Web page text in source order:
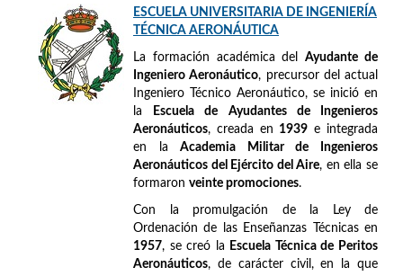
ESCUELA UNIVERSITARIA DE INGENIERÍA
TÉCNICA AERONÁUTICA
La formación académica delAyudante de
Ingeniero Aeronáutico, precursor del actual
Ingeniero Técnico Aeronáutico, se inició en
la
Escuela de Ayudantes de Ingenieros
Aeronáuticos, creada en 1939 e integrada
en laAcademia Militar de Ingenieros
Aeronáuticos del Ejército del Aire, en ella se
formaron veinte promociones.
Con la promulgación de la Ley de
Ordenación de las Enseñanzas Técnicas en
1957, se creó la
Escuela Técnica de Peritos
Aeronáuticos, de carácter civil, en la que